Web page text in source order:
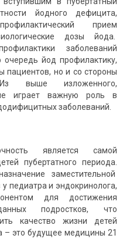
йодного дефицита,
прием
дозы йода.
заболеваний
йод профилактику,
пациентов, но и со стороны
выше изложенного,
играет важную роль в
заболеваний.
является самой
пубертатного периода.
заместительной
педиатра и эндокринолога,
для достижения
подростков, что
качество жизни детей
– это будущее медицины 21